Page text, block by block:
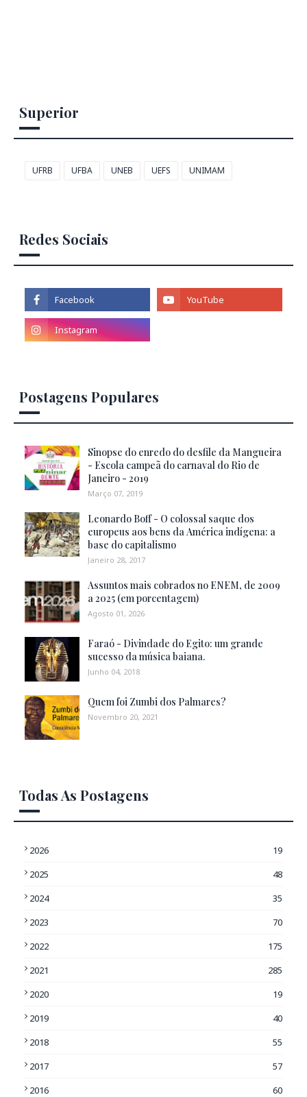
Superior
UFRB UFBA UNEB UEFS UNIMAM
Redes Sociais
Postagens Populares
Sinopse do enredo do desfile da Mangueira
- Escola campeã do carnaval do Rio de
Janeiro - 2019
Março 07, 2019
Leonardo Boff - O colossal saque dos
europeus aos bens da América indígena: a
base do capitalismo
Janeiro 28, 2017
Assuntos mais cobrados no ENEM, de 2009
a 2025 (em porcentagem)
Agosto 01, 2026
Faraó - Divindade do Egito: um grande
sucesso da música baiana.
Junho 04, 2018
Quem foi Zumbi dos Palmares?
Novembro 20, 2021
Todas As Postagens
2026
19
2025
48
2024
35
2023
70
2022
175
2021
285
2020
19
2019
40
2018
55
2017
57
2016
60